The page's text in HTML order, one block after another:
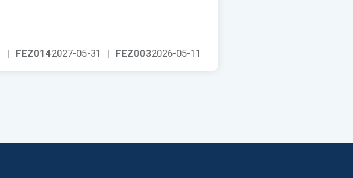
FEZ0032026-05-11
FEZ0142027-05-31 |
|